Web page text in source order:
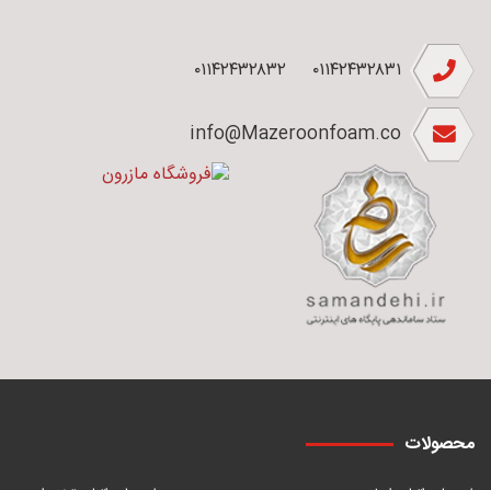
۰۱۱۴۲۴۳۲۸۳۱ ۰۱۱۴۲۴۳۲۸۳۲
info@Mazeroonfoam.co
محصولات